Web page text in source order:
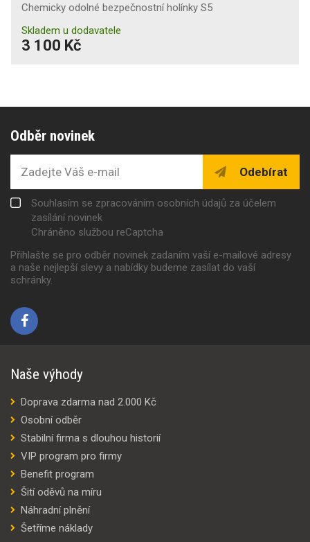
Chemicky odolné bezpečnostní holínky S5
Skladem u dodavatele
3 100 Kč
Odběr novinek
Odebírat
Souhlasím se zpracováním osobních údajů za účelem
zasílání novinek
Chráněno službou reCaptcha
Přihlašte se pro odběr novinek zadaním vaší e-mailové adresy
a naše nejlepší slevy a nabídky budeme zasílat do vaší
schránky.
Naše výhody
Doprava zdarma nad 2.000 Kč
Osobní odběr
Stabilní firma s dlouhou historií
VIP program pro firmy
Benefit program
Šití oděvů na míru
Náhradní plnění
Šetříme náklady